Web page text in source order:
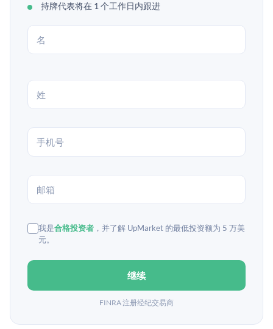
持牌代表将在 1 个工作日内跟进
我是合格投资者 ，并了解 UpMarket 的最低投资额为 5 万美
元。
继续
FINRA 注册经纪交易商